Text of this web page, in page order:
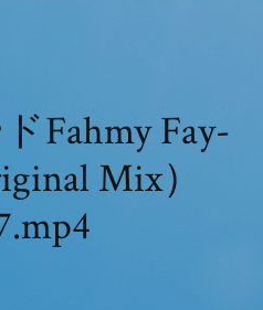
Fahmy Fay-
Mix）